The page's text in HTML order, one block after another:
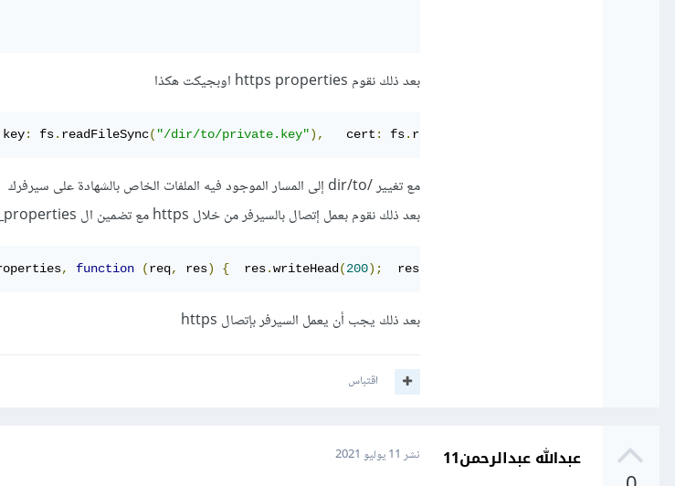
بعد ذلك نقوم https properties اوبجيكت هكذا
: fs. readFileSync( "/dir/to/private.key"), cert : fs. readFileSync
مع تغيير /dir/to إلى المسار الموجود فيه الملفات الخاص بالشهادة على سيرفرك
بعد ذلك نقوم بعمل إتصال بالسيرفر من خلال https مع تضمين ال https_properties الذي قمنا بعمله سابقاً هكذا
, function (req, res) { res.writeHead (200); res
بعد ذلك يجب أن يعمل السيرفر بإتصال https
اقتباس
عبدالله عبدالرحمن11 نشر 11 يوليو 2021